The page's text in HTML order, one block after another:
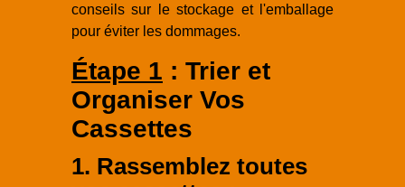
conseils sur le stockage et l'emballage
pour éviter les dommages.
Étape 1 : Trier et
Organiser Vos
Cassettes
1. Rassemblez toutes